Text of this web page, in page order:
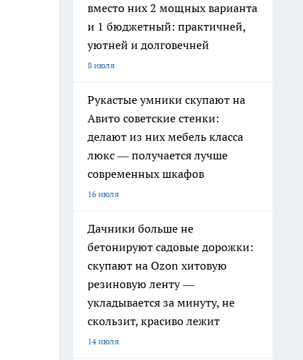
вместо них 2 мощных варианта
и 1 бюджетный: практичней,
уютней и долговечней
8 июля
Рукастые умники скупают на
Авито советские стенки:
делают из них мебель класса
люкс — получается лучше
современных шкафов
16 июля
Дачники больше не
бетонируют садовые дорожки:
скупают на Ozon хитовую
резиновую ленту —
укладывается за минуту, не
скользит, красиво лежит
14 июля